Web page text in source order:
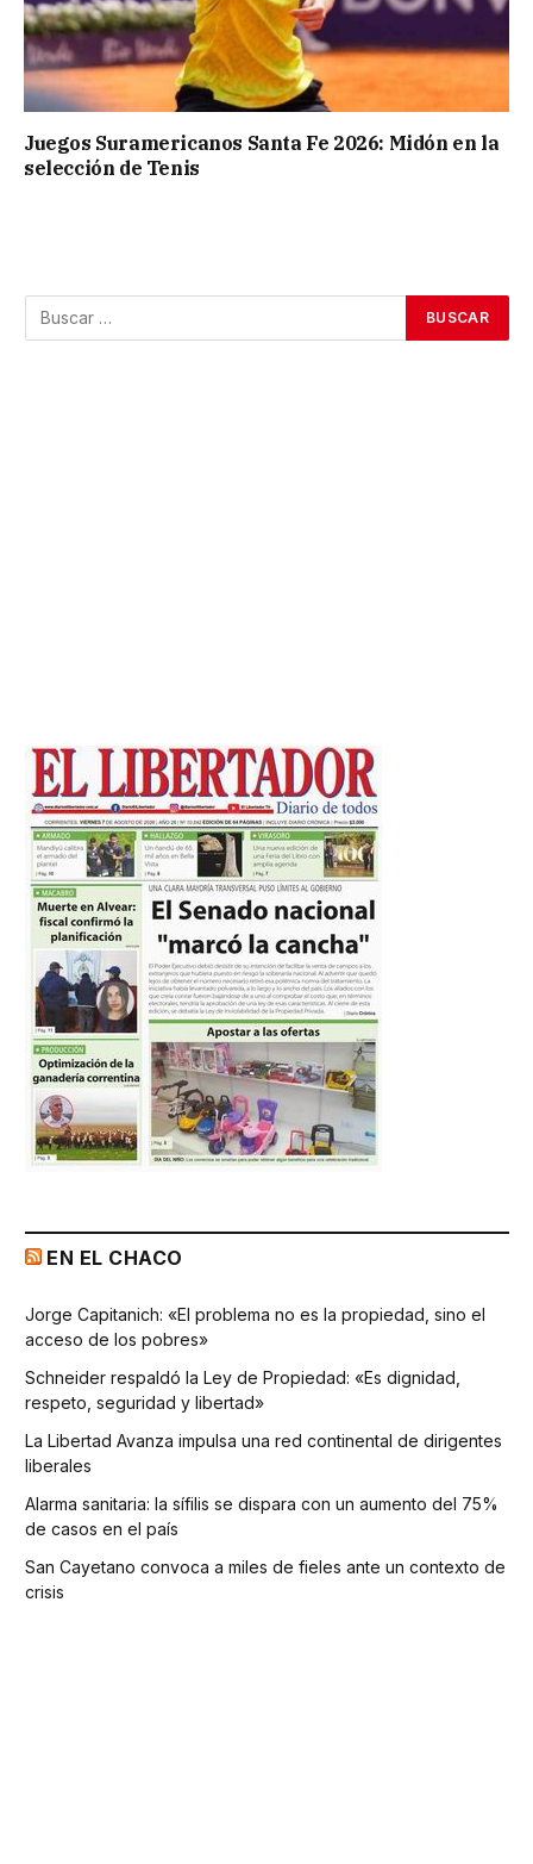
Juegos Suramericanos Santa Fe 2026: Midón en la
selección de Tenis
EN EL CHACO
Jorge Capitanich: «El problema no es la propiedad, sino el
acceso de los pobres»
Schneider respaldó la Ley de Propiedad: «Es dignidad,
respeto, seguridad y libertad»
La Libertad Avanza impulsa una red continental de dirigentes
liberales
Alarma sanitaria: la sífilis se dispara con un aumento del 75%
de casos en el país
San Cayetano convoca a miles de fieles ante un contexto de
crisis